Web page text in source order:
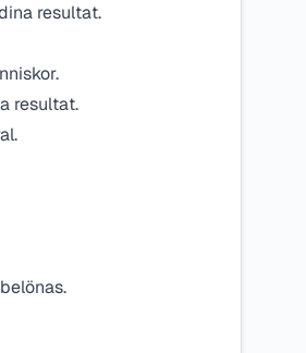
resultat.
resultat.